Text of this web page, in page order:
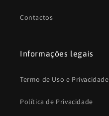
Contactos
Informações legais
Termo de Uso e Privacidade
Política de Privacidade